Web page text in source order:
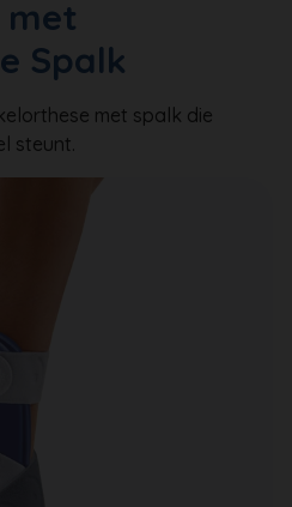
met
Spalk
met spalk die
steunt.